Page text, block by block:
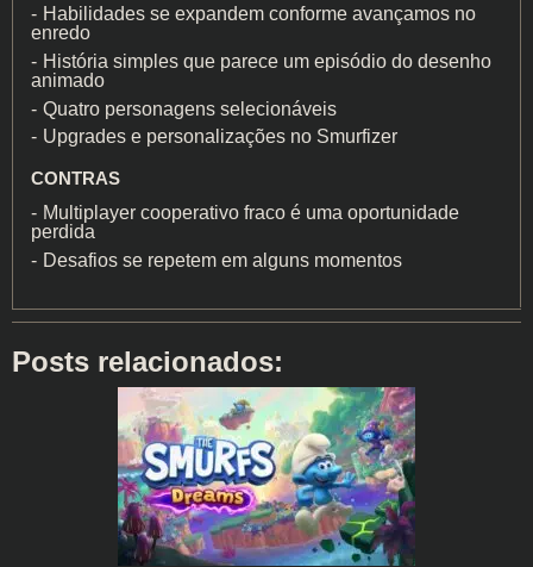
Habilidades se expandem conforme avançamos no
enredo
História simples que parece um episódio do desenho
animado
Quatro personagens selecionáveis
Upgrades e personalizações no Smurfizer
CONTRAS
Multiplayer cooperativo fraco é uma oportunidade
perdida
Desafios se repetem em alguns momentos
Posts relacionados: